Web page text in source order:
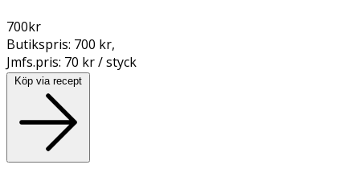
700kr
Butikspris: 700 kr,
Jmfs.pris: 70 kr / styck
Köp via recept